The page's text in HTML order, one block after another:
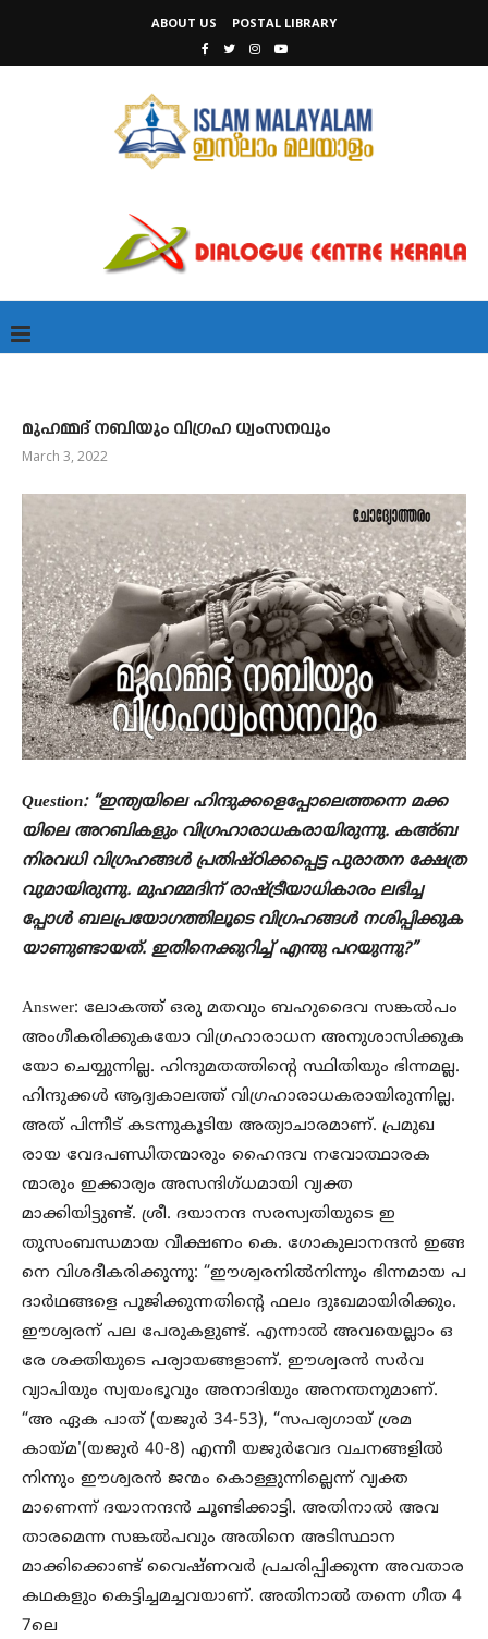
ABOUT US POSTAL LIBRARY
മുഹമ്മദ്‌ നബിയും വിഗ്രഹ ധ്വംസനവും
March 3, 2022
Question: “ഇന്ത്യയിലെ ഹിന്ദുക്കളെപ്പോലെത്തന്നെ മക്ക
യിലെ അറബികളും വിഗ്രഹാരാധകരായിരുന്നു. കഅ്ബ
നിരവധി വിഗ്രഹങ്ങൾ പ്രതിഷ്ഠിക്കപ്പെട്ട പുരാതന ക്ഷേത്ര
വുമായിരുന്നു. മുഹമ്മദിന് രാഷ്ട്രീയാധികാരം ലഭിച്ച
പ്പോൾ ബലപ്രയോഗത്തിലൂടെ വിഗ്രഹങ്ങൾ നശിപ്പിക്കുക
യാണുണ്ടായത്. ഇതിനെക്കുറിച്ച് എന്തു പറയുന്നു?”
Answer: ലോകത്ത് ഒരു മതവും ബഹുദൈവ സങ്കൽപം
അംഗീകരിക്കുകയോ വിഗ്രഹാരാധന അനുശാസിക്കുക
യോ ചെയ്യുന്നില്ല. ഹിന്ദുമതത്തിന്റെ സ്ഥിതിയും ഭിന്നമല്ല.
ഹിന്ദുക്കൾ ആദ്യകാലത്ത് വിഗ്രഹാരാധകരായിരുന്നില്ല.
അത് പിന്നീട് കടന്നുകൂടിയ അത്യാചാരമാണ്. പ്രമുഖ
രായ വേദപണ്ഡിതന്മാരും ഹൈന്ദവ നവോത്ഥാരക
ന്മാരും ഇക്കാര്യം അസന്ദിഗ്ധമായി വ്യക്ത
മാക്കിയിട്ടുണ്ട്. ശ്രീ. ദയാനന്ദ സരസ്വതിയുടെ ഇ
തുസംബന്ധമായ വീക്ഷണം കെ. ഗോകുലാനന്ദൻ ഇങ്ങ
നെ വിശദീകരിക്കുന്നു: “ഈശ്വരനിൽനിന്നും ഭിന്നമായ പ
ദാർഥങ്ങളെ പൂജിക്കുന്നതിന്റെ ഫലം ദുഃഖമായിരിക്കും.
ഈശ്വരന് പല പേരുകളുണ്ട്. എന്നാൽ അവയെല്ലാം ഒ
രേ ശക്തിയുടെ പര്യായങ്ങളാണ്. ഈശ്വരൻ സർവ
വ്യാപിയും സ്വയംഭൂവും അനാദിയും അനന്തനുമാണ്.
“അ ഏക പാത് (യജുർ 34-53), “സപര്യഗായ് ശ്രമ
കായ്മ'(യജുർ 40-8) എന്നീ യജുർവേദ വചനങ്ങളിൽ
നിന്നും ഈശ്വരൻ ജന്മം കൊള്ളുന്നില്ലെന്ന് വ്യക്ത
മാണെന്ന് ദയാനന്ദൻ ചൂണ്ടിക്കാട്ടി. അതിനാൽ അവ
താരമെന്ന സങ്കൽപവും അതിനെ അടിസ്ഥാന
മാക്കിക്കൊണ്ട് വൈഷ്ണവർ പ്രചരിപ്പിക്കുന്ന അവതാര
കഥകളും കെട്ടിച്ചമച്ചവയാണ്. അതിനാൽ തന്നെ ഗീത 4
7ലെ